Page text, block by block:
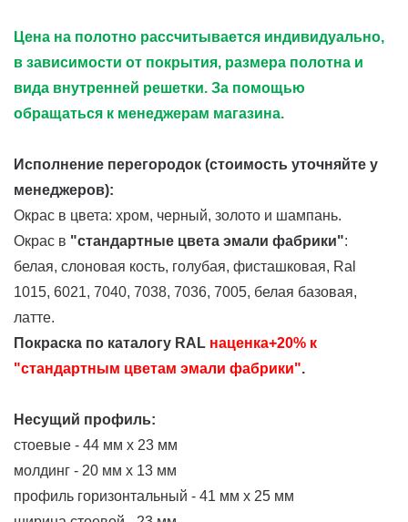
Цена на полотно рассчитывается индивидуально,
в зависимости от покрытия, размера полотна и
вида внутренней решетки. За помощью
обращаться к менеджерам магазина.
Исполнение перегородок (стоимость уточняйте у
менеджеров):
Окрас в цвета: хром, черный, золото и шампань.
Окрас в "стандартные цвета эмали фабрики":
белая, слоновая кость, голубая, фисташковая, Ral
1015, 6021, 7040, 7038, 7036, 7005, белая базовая,
латте.
Покраска по каталогу RAL наценка+20% к
"стандартным цветам эмали фабрики".
Несущий профиль:
стоевые - 44 мм х 23 мм
молдинг - 20 мм х 13 мм
профиль горизонтальный - 41 мм х 25 мм